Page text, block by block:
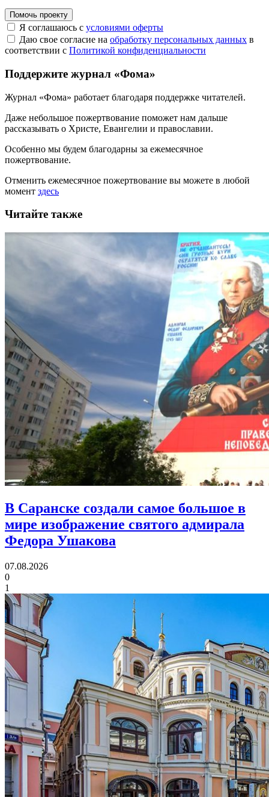
Помочь проекту
Я соглашаюсь с условиями оферты
Даю свое согласие на обработку персональных данных в
соответствии с Политикой конфиденциальности
Поддержите журнал «Фома»
Журнал «Фома» работает благодаря поддержке читателей.
Даже небольшое пожертвование поможет нам дальше
рассказывать о Христе, Евангелии и православии.
Особенно мы будем благодарны за ежемесячное
пожертвование.
Отменить ежемесячное пожертвование вы можете в любой
момент здесь
Читайте также
В Саранске создали самое большое в
мире изображение святого адмирала
Федора Ушакова
07.08.2026
0
1